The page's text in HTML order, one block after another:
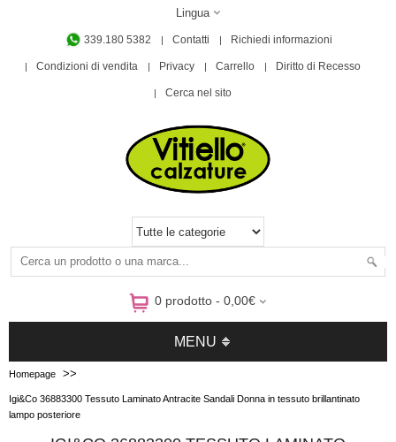
Lingua
339.180 5382 Contatti Richiedi informazioni
Condizioni di vendita Privacy Carrello Diritto di Recesso
Cerca nel sito
0 prodotto - 0,00€
MENU
Homepage >>
Igi&Co 36883300 Tessuto Laminato Antracite Sandali Donna in tessuto brillantinato
lampo posteriore